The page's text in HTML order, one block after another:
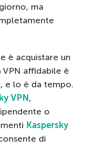
ma
è acquistare un
affidabile è
e lo è da tempo.
VPN ,
o
Kaspersky
di